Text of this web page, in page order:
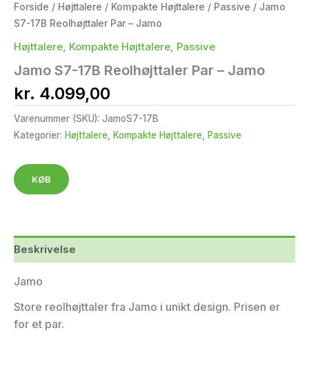
Forside / Højttalere / Kompakte Højttalere / Passive / Jamo
S7-17B Reolhøjttaler Par – Jamo
Højttalere Kompakte Højttalere Passive
Jamo S7-17B Reolhøjttaler Par – Jamo
kr. 4.099,00
Varenummer (SKU): JamoS7-17B
Kategorier: Højttalere, Kompakte Højttalere, Passive
KØB
Beskrivelse
Jamo
Store reolhøjttaler fra Jamo i unikt design. Prisen er
for et par.